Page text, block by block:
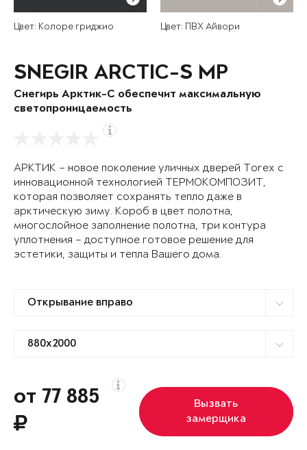
Цвет: Колоре гриджио Цвет: ПВХ Айвори
SNEGIR ARCTIC-S MP
Снегирь Арктик-С обеспечит максимальную
светопроницаемость
АРКТИК – новое поколение уличных дверей Torex с
инновационной технологией ТЕРМОКОМПОЗИТ,
которая позволяет сохранять тепло даже в
арктическую зиму. Короб в цвет полотна,
многослойное заполнение полотна, три контура
уплотнения – доступное готовое решение для
эстетики, защиты и тепла Вашего дома.
от 77 885
Вызвать
замерщика